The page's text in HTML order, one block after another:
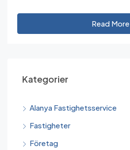
Read More
Kategorier
Alanya Fastighetsservice
Fastigheter
Företag